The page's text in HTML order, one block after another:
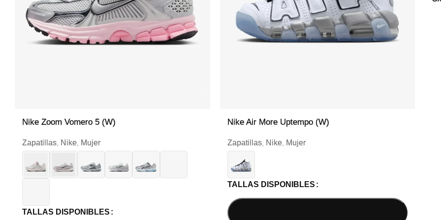
Nike Zoom Vomero 5 (W)
Zapatillas, Nike, Mujer
TALLAS DISPONIBLES
Nike Air More Uptempo (W)
Zapatillas, Nike, Mujer
TALLAS DISPONIBLES